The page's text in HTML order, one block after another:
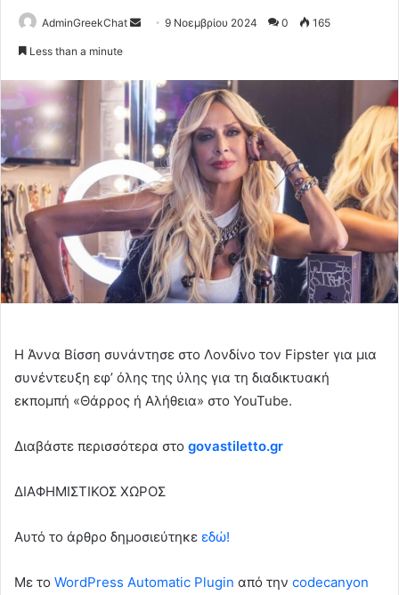
AdminGreekChat
Send9 Νοεμβρίου 2024 0 165
Less than a minute
Η Άννα Βίσση συνάντησε στο Λονδίνο τον Fipster για μια
συνέντευξη εφ’ όλης της ύλης για τη διαδικτυακή
εκπομπή «Θάρρος ή Αλήθεια» στο YouTube.
Διαβάστε περισσότερα στο govastiletto.gr
ΔΙΑΦΗΜΙΣΤΙΚΟΣ ΧΩΡΟΣ
Αυτό το άρθρο δημοσιεύτηκε εδώ!
Με το WordPress Automatic Plugin από την codecanyon